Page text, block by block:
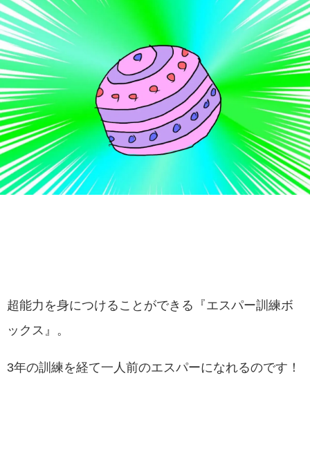
超能力を身につけることができる『エスパー訓練ボ
ックス』。
3年の訓練を経て一人前のエスパーになれるのです！